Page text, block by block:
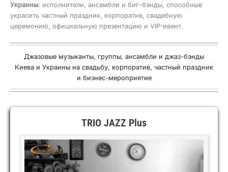
Украины: исполнители, ансамбли и биг-бэнды, способные
украсить частный праздник, корпоратив, свадебную
церемонию, официальную презентацию и VIP-ивент.
Джазовые музыканты, группы, ансамбли и джаз-бэнды
Киева и Украины на свадьбу, корпоратив, частный праздник
и бизнес-мероприятие
TRIO JAZZ Plus